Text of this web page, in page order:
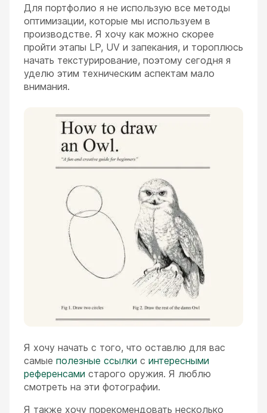
Для портфолио я не использую все методы
оптимизации, которые мы используем в
производстве. Я хочу как можно скорее
пройти этапы LP, UV и запекания, и тороплюсь
начать текстурирование, поэтому сегодня я
уделю этим техническим аспектам мало
внимания.
Я хочу начать с того, что оставлю для вас
самые полезные ссылки с интересными
референсами старого оружия. Я люблю
смотреть на эти фотографии.
Я также хочу порекомендовать несколько